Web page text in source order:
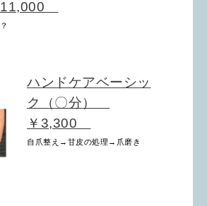
11,000
？
ハンドケアベーシッ
ク（〇分）
￥3,300
自爪整え→甘皮の処理→爪磨き